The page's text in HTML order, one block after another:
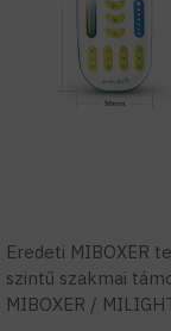
Eredeti MIBOXER
szintű szakmai
MIBOXER /